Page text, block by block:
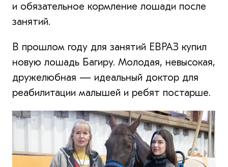
и обязательное кормление лошади после
занятий.
В прошлом году для занятий ЕВРАЗ купил
новую лошадь Багиру. Молодая, невысокая,
дружелюбная — идеальный доктор для
реабилитации малышей и ребят постарше.